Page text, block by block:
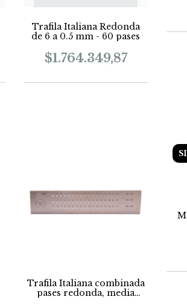
Trafila Italiana Redonda
de 6 a 0.5 mm - 60 pases
$1.764.349,87
Trafila Italiana combinada
pases redonda, media